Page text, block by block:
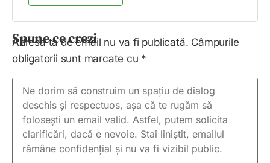
Spune ce crezi
Adresa ta de email nu va fi publicată. Câmpurile
obligatorii sunt marcate cu *